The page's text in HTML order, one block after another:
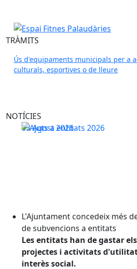
Espai Fitnes Palaudàries
TRÀMITS
Ús d'equipaments municipals per a
culturals, esportives o de lleure
NOTÍCIES
L'Ajuntament concedeix més
03Agost2026
L'Ajuntament concedeix més
de subvencions a entitats
Les entitats han de gastar
projectes i activitats
interès social.